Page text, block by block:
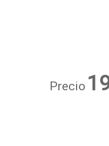
Precio